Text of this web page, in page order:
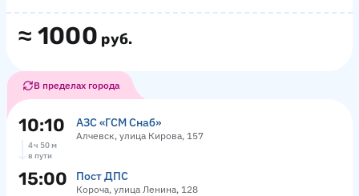
≈ 1000 руб.
В пределах города
10:10 АЗС «ГСМ Снаб»
Алчевск, улица Кирова, 157
4 ч 50 м
в пути
15:00 Пост ДПС
Короча, улица Ленина, 128